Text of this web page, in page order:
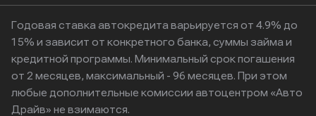
Годовая ставка автокредита варьируется от 4.9% до
15% и зависит от конкретного банка, суммы займа и
кредитной программы. Минимальный срок погашения
от 2 месяцев, максимальный - 96 месяцев. При этом
любые дополнительные комиссии автоцентром «Авто
Драйв» не взимаются.